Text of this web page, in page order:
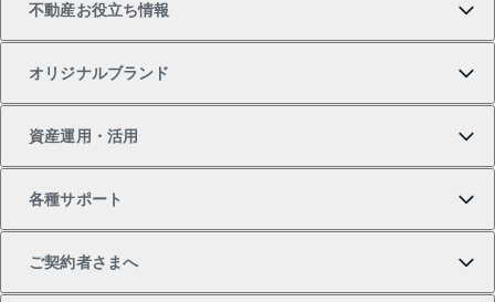
不動産お役立ち情報
オリジナルブランド
一棟リノベーションマンション L`GENTE（ルジェン
テ）
資産運用・活用
各種サポート
ご契約者さまへ